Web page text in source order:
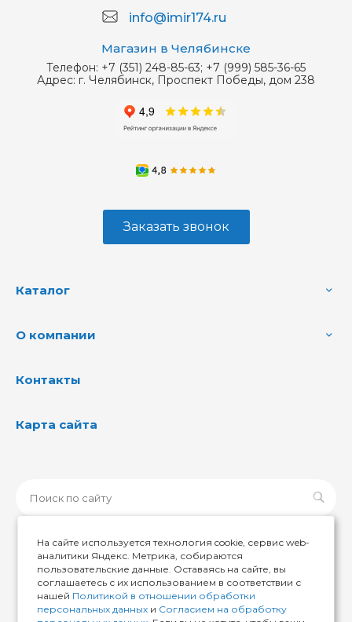
info@imir174.ru
Магазин в Челябинске
Телефон: +7 (351) 248-85-63; +7 (999) 585-36-65
Адрес: г. Челябинск, Проспект Победы, дом 238
Заказать звонок
Каталог
О компании
Контакты
Карта сайта
© 2026 ИМИР174, Все права защищены
На сайте используется технология cookie, сервис web-
аналитики Яндекс. Метрика, собираются
пользовательские данные. Оставаясь на сайте, вы
соглашаетесь с их использованием в соответствии с
нашей Политикой в отношении обработки
персональных данных и Согласием на обработку